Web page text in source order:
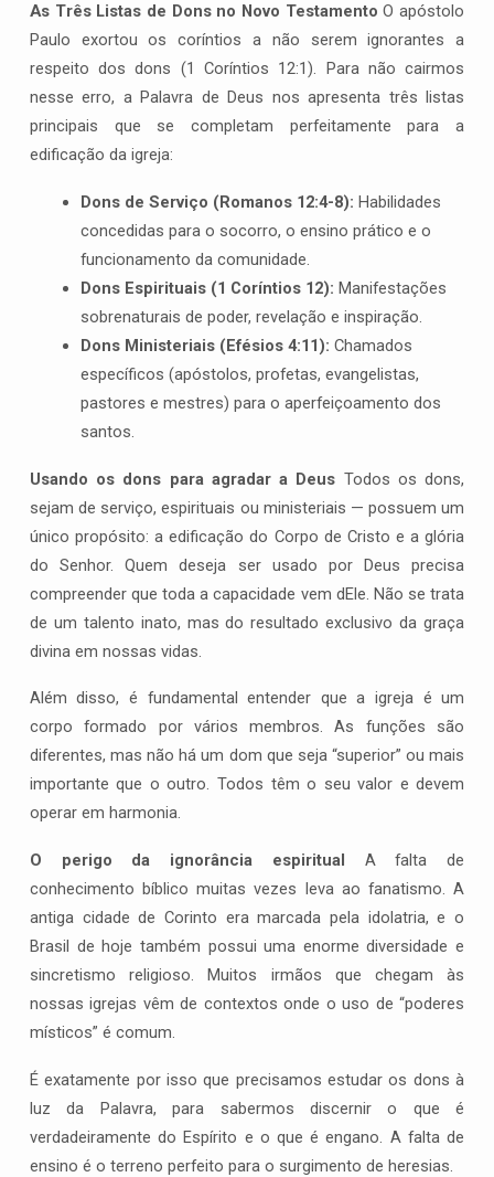
As Três Listas de Dons no Novo Testamento O apóstolo
Paulo exortou os coríntios a não serem ignorantes a
respeito dos dons (1 Coríntios 12:1). Para não cairmos
nesse erro, a Palavra de Deus nos apresenta três listas
principais que se completam perfeitamente para a
edificação da igreja:
Dons de Serviço (Romanos 12:4-8): Habilidades
concedidas para o socorro, o ensino prático e o
funcionamento da comunidade.
Dons Espirituais (1 Coríntios 12): Manifestações
sobrenaturais de poder, revelação e inspiração.
Dons Ministeriais (Efésios 4:11): Chamados
específicos (apóstolos, profetas, evangelistas,
pastores e mestres) para o aperfeiçoamento dos
santos.
Usando os dons para agradar a Deus Todos os dons,
sejam de serviço, espirituais ou ministeriais — possuem um
único propósito: a edificação do Corpo de Cristo e a glória
do Senhor. Quem deseja ser usado por Deus precisa
compreender que toda a capacidade vem dEle. Não se trata
de um talento inato, mas do resultado exclusivo da graça
divina em nossas vidas.
Além disso, é fundamental entender que a igreja é um
corpo formado por vários membros. As funções são
diferentes, mas não há um dom que seja “superior” ou mais
importante que o outro. Todos têm o seu valor e devem
operar em harmonia.
O perigo da ignorância espiritual A falta de
conhecimento bíblico muitas vezes leva ao fanatismo. A
antiga cidade de Corinto era marcada pela idolatria, e o
Brasil de hoje também possui uma enorme diversidade e
sincretismo religioso. Muitos irmãos que chegam às
nossas igrejas vêm de contextos onde o uso de “poderes
místicos” é comum.
É exatamente por isso que precisamos estudar os dons à
luz da Palavra, para sabermos discernir o que é
verdadeiramente do Espírito e o que é engano. A falta de
ensino é o terreno perfeito para o surgimento de heresias.